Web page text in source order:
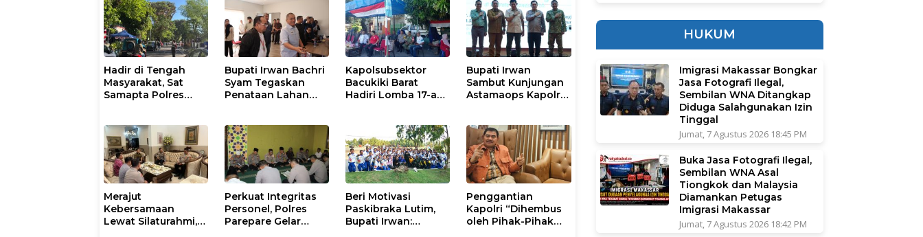
Hadir di Tengah
Masyarakat, Sat
Samapta Polres
Pagi
Bupati Irwan Bachri
Syam Tegaskan
Penataan Lahan
Kapolsubsektor
Bacukiki Barat
Hadiri Lomba 17-an
Kamtibmas
Bupati Irwan
Sambut Kunjungan
Astamaops Kapolri
Luwu Timur
Merajut
Kebersamaan
Lewat Silaturahmi,
Perkuat Integritas
Personel, Polres
Parepare Gelar
Beri Motivasi
Paskibraka Lutim,
Bupati Irwan:
Penggantian
Kapolri “Dihembus
oleh Pihak-Pihak
HUKUM
Imigrasi Makassar Bongkar
Jasa Fotografi Ilegal,
Sembilan WNA Ditangkap
Diduga Salahgunakan Izin
Tinggal
Jumat, 7 Agustus 2026 18:45 PM
Buka Jasa Fotografi Ilegal,
Sembilan WNA Asal
Tiongkok dan Malaysia
Diamankan Petugas
Imigrasi Makassar
Jumat, 7 Agustus 2026 18:42 PM